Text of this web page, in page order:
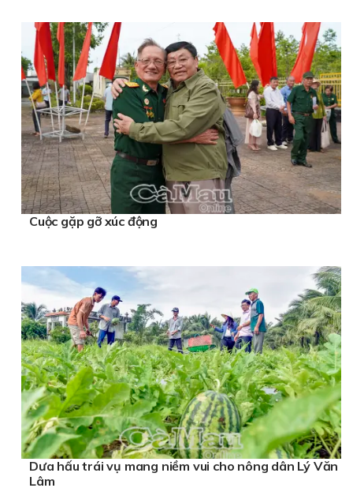
Cuộc gặp gỡ xúc động
Dưa hấu trái vụ mang niềm vui cho nông dân Lý Văn
Lâm